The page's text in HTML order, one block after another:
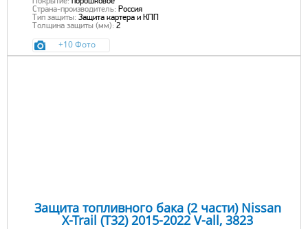
Страна-производитель: Россия
Тип защиты: Защита картера и КПП
Толщина защиты (мм): 2
+10 Фото
Защита топливного бака (2 части) Nissan
X-Trail (T32) 2015-2022 V-all, 3823